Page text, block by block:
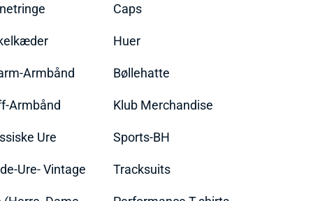
Armbånd
Armbånd
Ure
Ure- Vintage
Caps
Huer
Bøllehatte
Klub Merchandise
Sports-BH
Tracksuits